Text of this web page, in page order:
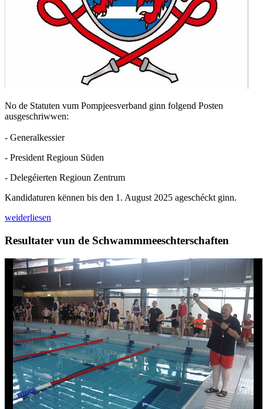
No de Statuten vum Pompjeesverband ginn folgend Posten
ausgeschriwwen:
- Generalkessier
- President Regioun Süden
- Delegéierten Regioun Zentrum
Kandidaturen kënnen bis den 1. August 2025 ageschéckt ginn.
weiderliesen
Resultater vun de Schwammmeeschterschaften